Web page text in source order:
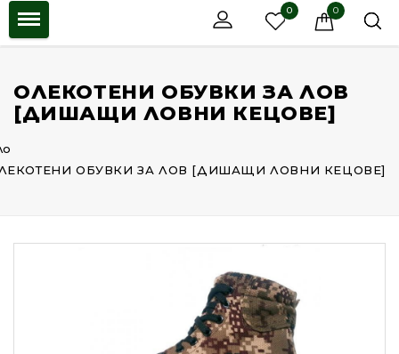
0 0
ОЛЕКОТЕНИ ОБУВКИ ЗА ЛОВ
[ДИШАЩИ ЛОВНИ КЕЦОВЕ]
ОБУВКИ ЗА ЛОВ [ДИШАЩИ ЛОВНИ КЕЦОВЕ]